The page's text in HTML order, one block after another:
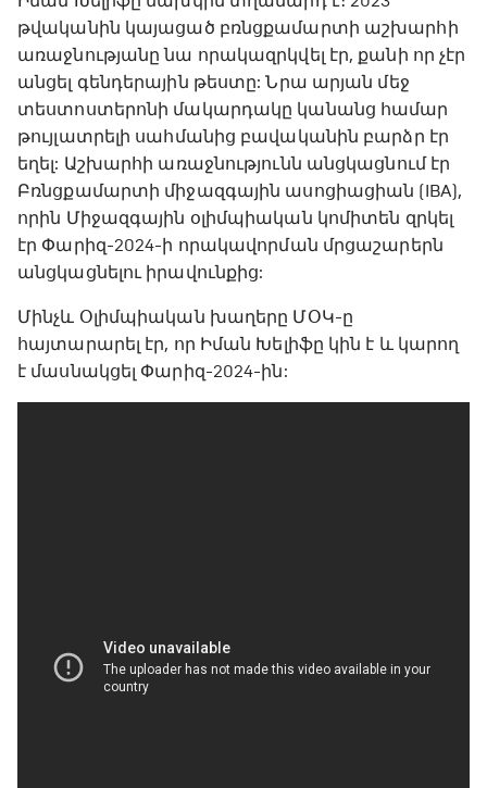
թվականին կայացած բռնցքամարտի աշխարհի
առաջնությանը նա որակազրկվել էր, քանի որ չէր
անցել գենդերային թեստը: Նրա արյան մեջ
տեստոստերոնի մակարդակը կանանց համար
թույլատրելի սահմանից բավականին բարձր էր
եղել: Աշխարհի առաջնությունն անցկացնում էր
Բռնցքամարտի միջազգային ասոցիացիան (IBA),
որին Միջազգային օլիմպիական կոմիտեն զրկել
էր Փարիզ-2024-ի որակավորման մրցաշարերն
անցկացնելու իրավունքից:
Մինչև Օլիմպիական խաղերը ՄՕԿ-ը
հայտարարել էր, որ Իման Խելիֆը կին է և կարող
է մասնակցել Փարիզ-2024-ին: